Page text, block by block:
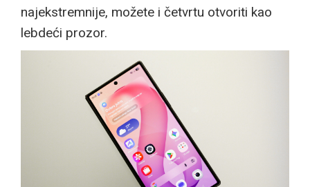
najekstremnije, možete i četvrtu otvoriti kao
lebdeći prozor.